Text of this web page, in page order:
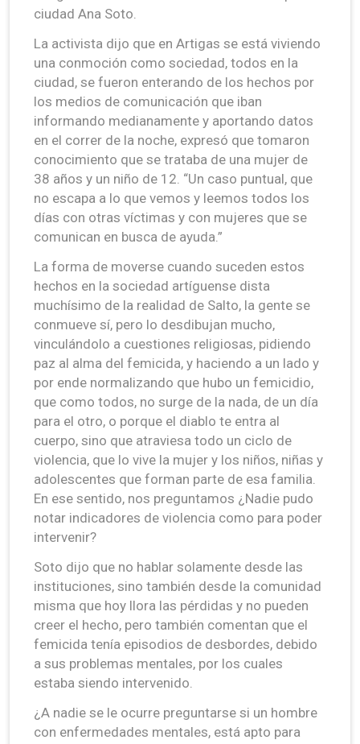
ciudad Ana Soto.
La activista dijo que en Artigas se está viviendo
una conmoción como sociedad, todos en la
ciudad, se fueron enterando de los hechos por
los medios de comunicación que iban
informando medianamente y aportando datos
en el correr de la noche, expresó que tomaron
conocimiento que se trataba de una mujer de
38 años y un niño de 12. “Un caso puntual, que
no escapa a lo que vemos y leemos todos los
días con otras víctimas y con mujeres que se
comunican en busca de ayuda.”
La forma de moverse cuando suceden estos
hechos en la sociedad artíguense dista
muchísimo de la realidad de Salto, la gente se
conmueve sí, pero lo desdibujan mucho,
vinculándolo a cuestiones religiosas, pidiendo
paz al alma del femicida, y haciendo a un lado y
por ende normalizando que hubo un femicidio,
que como todos, no surge de la nada, de un día
para el otro, o porque el diablo te entra al
cuerpo, sino que atraviesa todo un ciclo de
violencia, que lo vive la mujer y los niños, niñas y
adolescentes que forman parte de esa familia.
En ese sentido, nos preguntamos ¿Nadie pudo
notar indicadores de violencia como para poder
intervenir?
Soto dijo que no hablar solamente desde las
instituciones, sino también desde la comunidad
misma que hoy llora las pérdidas y no pueden
creer el hecho, pero también comentan que el
femicida tenía episodios de desbordes, debido
a sus problemas mentales, por los cuales
estaba siendo intervenido.
¿A nadie se le ocurre preguntarse si un hombre
con enfermedades mentales, está apto para